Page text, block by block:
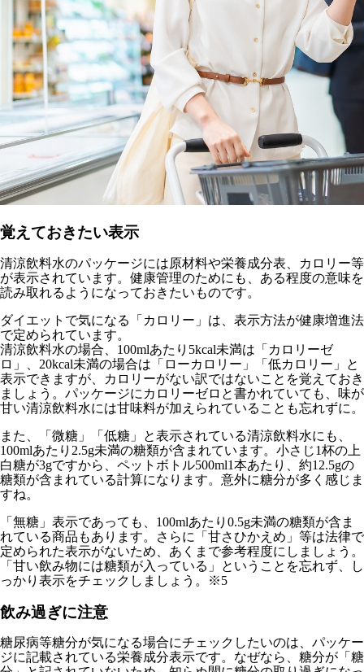
覚えておきたい表示
清涼飲料水のパッケージには原材料や栄養成分表、カロリー等
が表示されています。健康管理のためにも、ある程度の意味を
読み取れるようになっておきたいものです。
ダイエットで気になる「カロリー」は、表示方法が健康増進法
で定められています。
清涼飲料水の場合、100mlあたり5kcal未満は「カロリーゼ
ロ」、20kcal未満の場合は「ローカロリー」「低カロリー」と
表示できますが、カロリーがない訳ではないことを覚えておき
ましょう。パッケージにカロリーゼロと書かれていても、味が
甘い清涼飲料水には甘味料が加えられていることも忘れずに。
また、「微糖」「低糖」と表示されている清涼飲料水にも、
100mlあたり2.5g未満の糖類が含まれています。小さじ1杯の上
白糖が3gですから、ペットボトル500ml1本あたり、約12.5gの
糖類が含まれている計算になります。意外に糖分が多く感じま
すね。
「無糖」表示であっても、100mlあたり0.5g未満の糖類が含ま
れている商品もあります。さらに「甘さひかえめ」等は法律で
定められた表示がないため、あくまで参考程度にしましょう。
「甘い飲み物には糖類が入っている」ということを忘れず、し
っかり表示をチェックしましょう。※5
飲み過ぎに注意
糖尿病等糖分が気になる場合にチェックしたいのは、パッケー
ジに記載されている栄養成分表示です。なぜなら、糖分が「糖